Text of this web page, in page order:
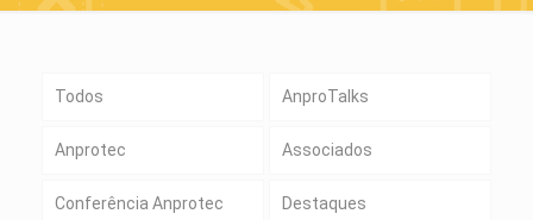
Todos AnproTalks
Anprotec Associados
Conferência Anprotec Destaques